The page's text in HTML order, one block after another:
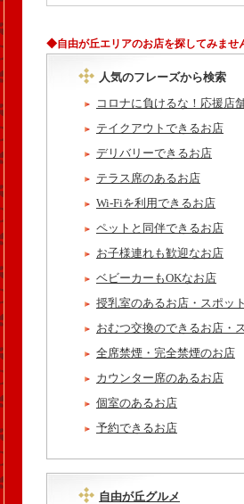
◆自由が丘エリアのお店を探してみませ
人気のフレーズから検索
コロナに負けるな！応援店
テイクアウトできるお店
デリバリーできるお店
テラス席のあるお店
Wi-Fiを利用できるお店
ペットと同伴できるお店
お子様連れも歓迎なお店
ベビーカーもOKなお店
授乳室のあるお店・スポット
おむつ交換のできるお店・
全席禁煙・完全禁煙のお店
カウンター席のあるお店
個室のあるお店
予約できるお店
自由が丘グルメ